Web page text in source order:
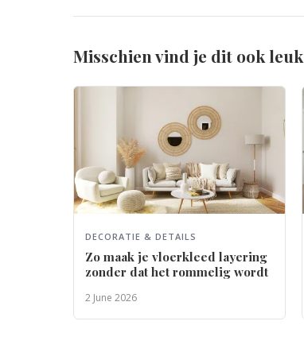
Misschien vind je dit ook leuk
DECORATIE & DETAILS
Zo maak je vloerkleed layering
zonder dat het rommelig wordt
2 June 2026